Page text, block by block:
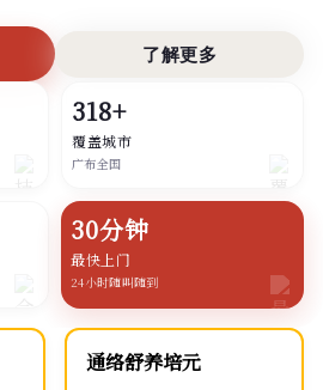
了解更多
318+
覆盖城市
广布全国
30分钟
最快上门
24小时随叫随到
通络舒养培元